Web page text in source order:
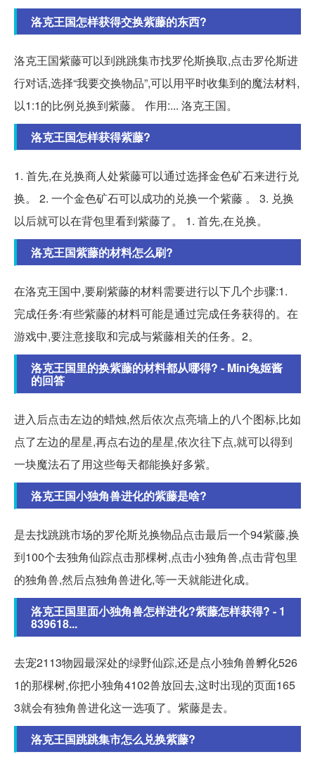
洛克王国怎样获得交换紫藤的东西?
洛克王国紫藤可以到跳跳集市找罗伦斯换取,点击罗伦斯进
行对话,选择“我要交换物品”,可以用平时收集到的魔法材料,
以1:1的比例兑换到紫藤。 作用:... 洛克王国。
洛克王国怎样获得紫藤?
1. 首先,在兑换商人处紫藤可以通过选择金色矿石来进行兑
换。 2. 一个金色矿石可以成功的兑换一个紫藤 。 3. 兑换
以后就可以在背包里看到紫藤了。 1. 首先,在兑换。
洛克王国紫藤的材料怎么刷?
在洛克王国中,要刷紫藤的材料需要进行以下几个步骤:1.
完成任务:有些紫藤的材料可能是通过完成任务获得的。在
游戏中,要注意接取和完成与紫藤相关的任务。2。
洛克王国里的换紫藤的材料都从哪得? - Mini兔姬酱
的回答
进入后点击左边的蜡烛,然后依次点亮墙上的八个图标,比如
点了左边的星星,再点右边的星星,依次往下点,就可以得到
一块魔法石了用这些每天都能换好多紫。
洛克王国小独角兽进化的紫藤是啥?
是去找跳跳市场的罗伦斯兑换物品点击最后一个94紫藤,换
到100个去独角仙踪点击那棵树,点击小独角兽,点击背包里
的独角兽,然后点独角兽进化,等一天就能进化成。
洛克王国里面小独角兽怎样进化?紫藤怎样获得? - 1
839618...
去宠2113物园最深处的绿野仙踪,还是点小独角兽孵化526
1的那棵树,你把小独角4102兽放回去,这时出现的页面165
3就会有独角兽进化这一选项了。紫藤是去。
洛克王国跳跳集市怎么兑换紫藤?